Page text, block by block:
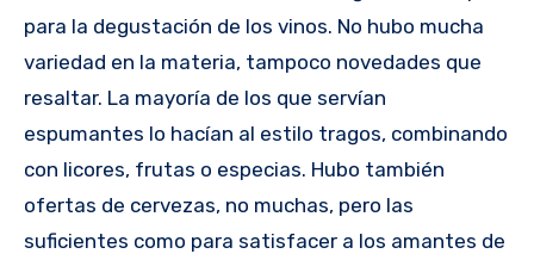
para la degustación de los vinos. No hubo mucha
variedad en la materia, tampoco novedades que
resaltar. La mayoría de los que servían
espumantes lo hacían al estilo tragos, combinando
con licores, frutas o especias. Hubo también
ofertas de cervezas, no muchas, pero las
suficientes como para satisfacer a los amantes de